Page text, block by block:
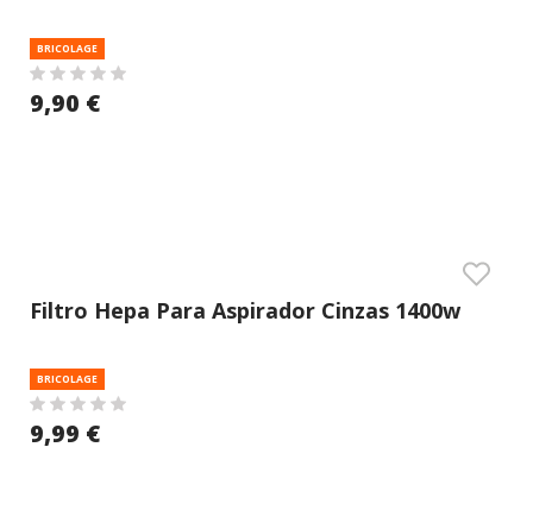
BRICOLAGE
9,90 €
Filtro Hepa Para Aspirador Cinzas 1400w
BRICOLAGE
9,99 €